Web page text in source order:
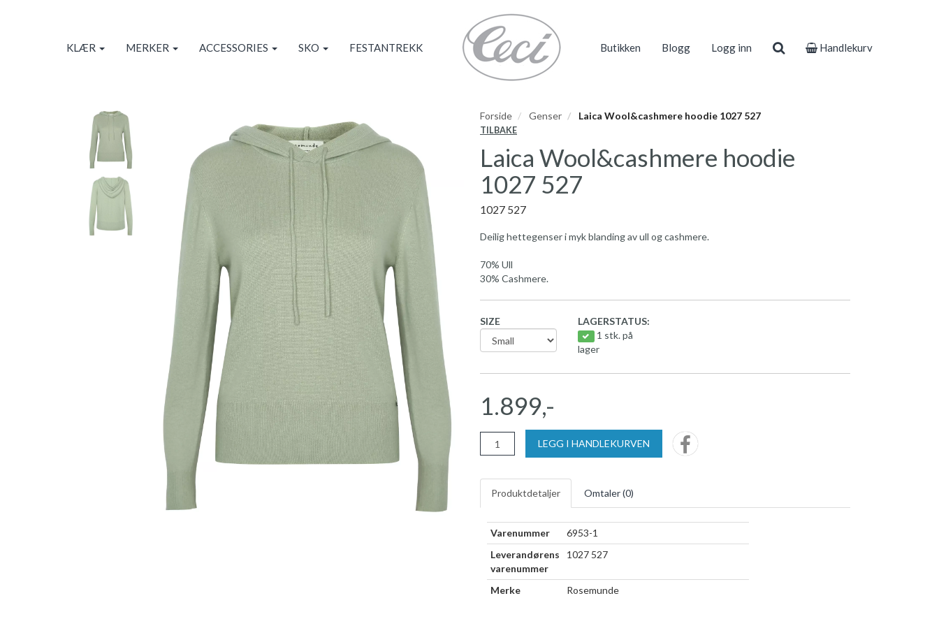
KLÆR MERKER ACCESSORIES SKO FESTANTREKK Butikken Blogg Logg inn Handlekurv
Forside Genser Laica Wool&cashmere hoodie 1027 527
TILBAKE
Laica Wool&cashmere hoodie
1027 527
1027 527
Deilig hettegenser i myk blanding av ull og cashmere.
70% Ull
30% Cashmere.
SIZE
LAGERSTATUS:
1 stk. på
lager
1.899,-
LEGG I HANDLEKURVEN
Produktdetaljer Omtaler (0)
Varenummer
6953-1
Leverandørens
varenummer
1027 527
Merke Rosemunde